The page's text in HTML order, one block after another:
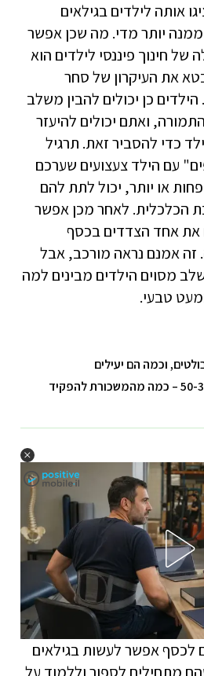
אותה לילדים בגילאים
ממנה יותר מדי. מה שכן אפשר
חינוך פיננסי לילדים הוא
את העיקרון של סחר
כן יכולים להבין משלב
ואתם יכולים להיעזר
כדי להסביר זאת. תרגיל
עם הילד צעצועים שערכם
או יותר, יכול לתת להם
הכלכלית. לאחר מכן אפשר
את אחד הצדדים בכסף
אמנם נראה מורכב, אבל
מסוים הילדים מבינים למה
טבעי.
וכמה הם יעילים
מהי שיטת חיסכון 50-30-20 – כמה מהמשכורת להפקיד
לכסף אפשר לעשות בגילאים